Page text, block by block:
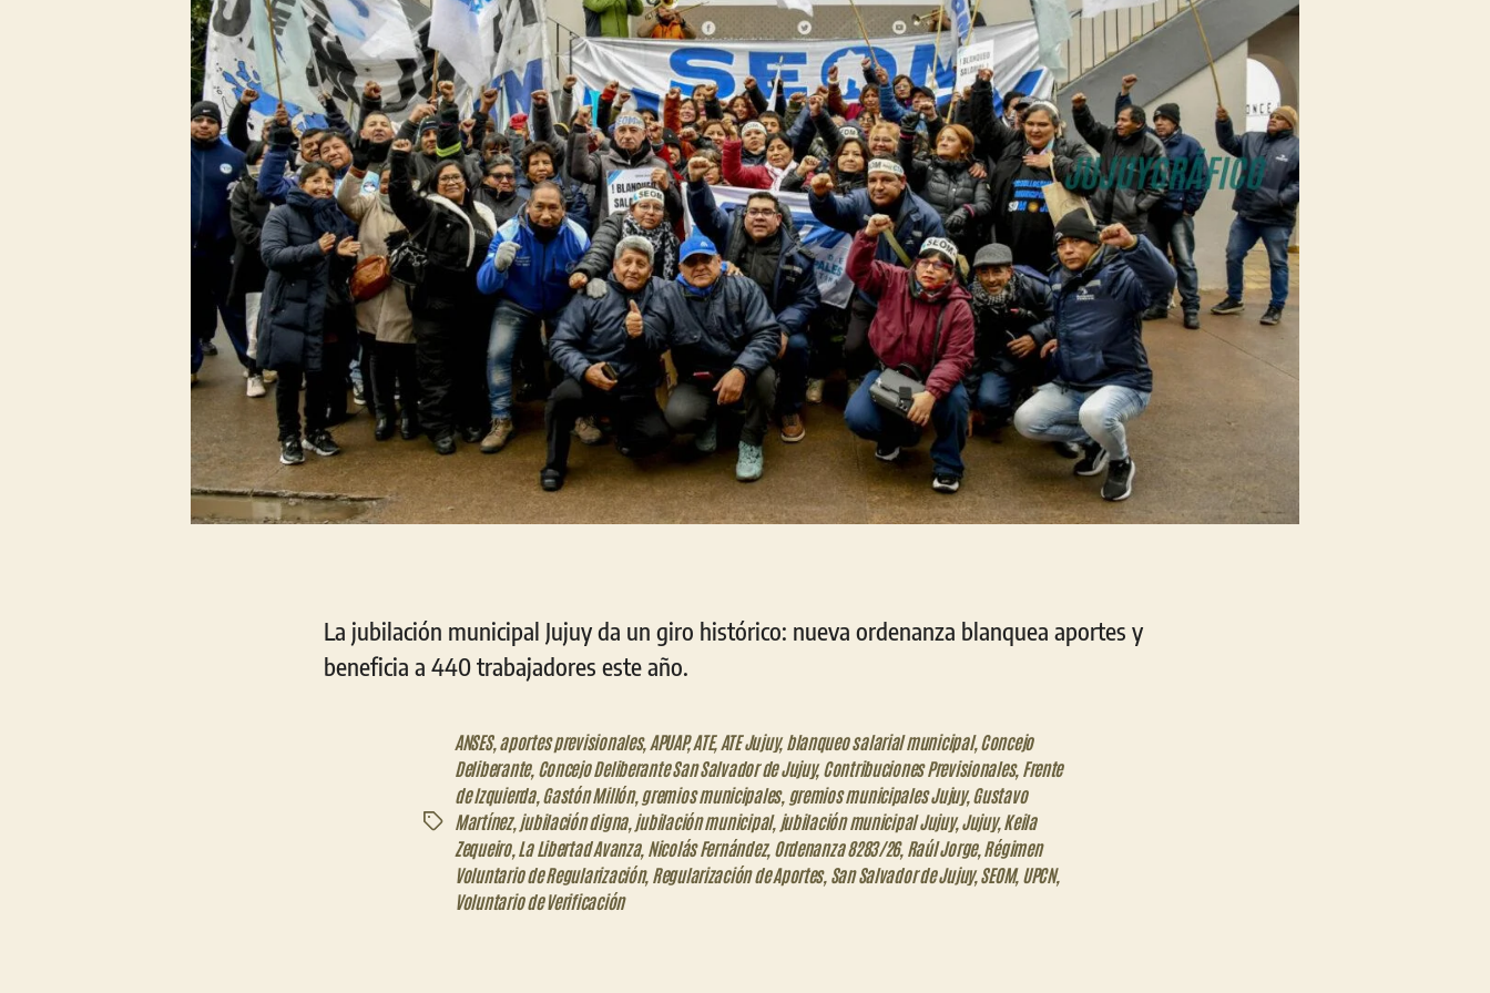
La jubilación municipal Jujuy da un giro histórico: nueva ordenanza blanquea aportes y
beneficia a 440 trabajadores este año.
Etiquetas
ANSES, aportes previsionales, APUAP,ATE, ATE Jujuy,blanqueo salarial municipal, Concejo
Deliberante, Concejo Deliberante San Salvador de Jujuy,Contribuciones Previsionales, Frente
de Izquierda, Gastón Millón, gremios municipales, gremios municipales Jujuy,Gustavo
Martínez, jubilación digna, jubilación municipal, jubilación municipal Jujuy,Jujuy,Keila
Zequeiro, La Libertad Avanza, Nicolás Fernández, Ordenanza 8283/26, Raúl Jorge, Régimen
Voluntario de Regularización, Regularización de Aportes, San Salvador de Jujuy,SEOM, UPCN,
Voluntario de Verificación